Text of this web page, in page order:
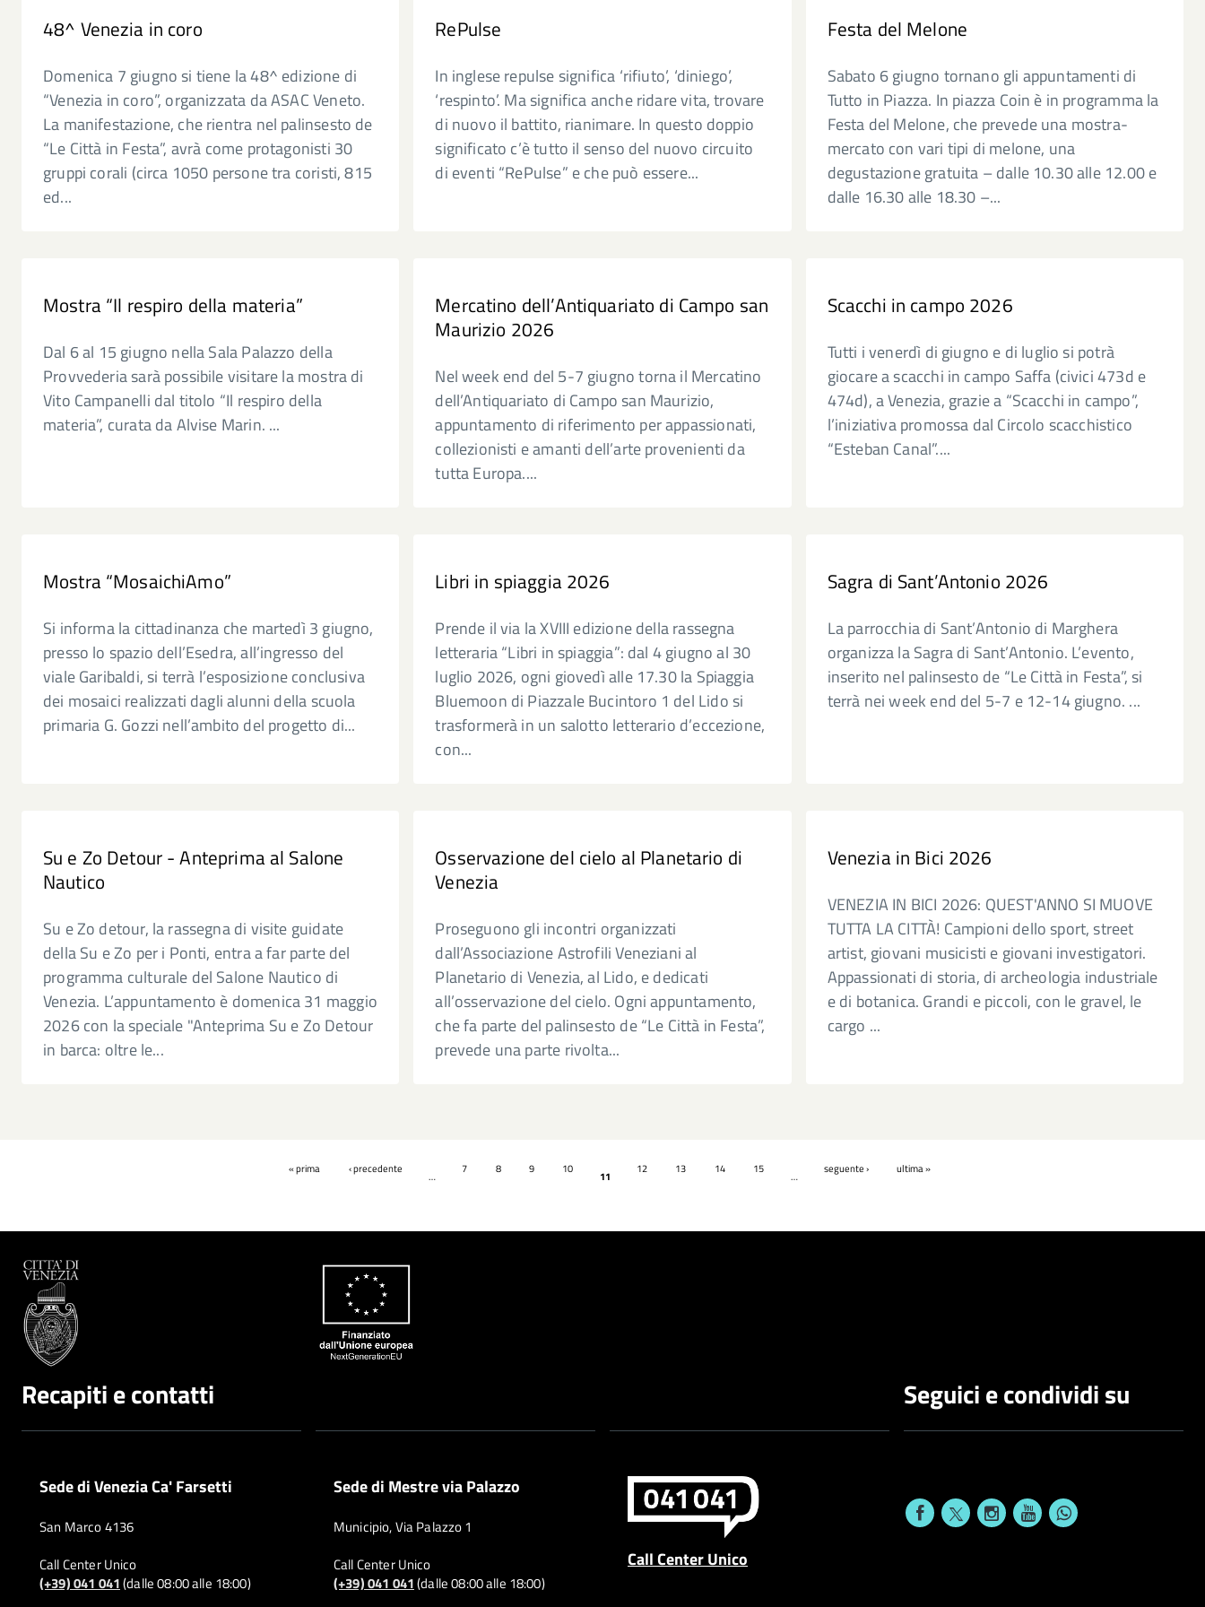
48^ Venezia in coro
Domenica 7 giugno si tiene la 48^ edizione di
“Venezia in coro”, organizzata da ASAC Veneto.
La manifestazione, che rientra nel palinsesto de
“Le Città in Festa”, avrà come protagonisti 30
gruppi corali (circa 1050 persone tra coristi, 815
ed...
RePulse
In inglese repulse significa ‘rifiuto’, ‘diniego’,
‘respinto’. Ma significa anche ridare vita, trovare
di nuovo il battito, rianimare. In questo doppio
significato c’è tutto il senso del nuovo circuito
di eventi “RePulse” e che può essere...
Festa del Melone
Sabato 6 giugno tornano gli appuntamenti di
Tutto in Piazza. In piazza Coin è in programma la
Festa del Melone, che prevede una mostra-
mercato con vari tipi di melone, una
degustazione gratuita – dalle 10.30 alle 12.00 e
dalle 16.30 alle 18.30 –...
Mostra “Il respiro della materia”
Dal 6 al 15 giugno nella Sala Palazzo della
Provvederia sarà possibile visitare la mostra di
Vito Campanelli dal titolo “Il respiro della
materia”, curata da Alvise Marin. ...
Mercatino dell’Antiquariato di Campo san
Maurizio 2026
Nel week end del 5-7 giugno torna il Mercatino
dell’Antiquariato di Campo san Maurizio,
appuntamento di riferimento per appassionati,
collezionisti e amanti dell’arte provenienti da
tutta Europa....
Scacchi in campo 2026
Tutti i venerdì di giugno e di luglio si potrà
giocare a scacchi in campo Saffa (civici 473d e
474d), a Venezia, grazie a “Scacchi in campo”,
l’iniziativa promossa dal Circolo scacchistico
“Esteban Canal”....
Mostra “MosaichiAmo”
Si informa la cittadinanza che martedì 3 giugno,
presso lo spazio dell’Esedra, all’ingresso del
viale Garibaldi, si terrà l’esposizione conclusiva
dei mosaici realizzati dagli alunni della scuola
primaria G. Gozzi nell’ambito del progetto di...
Libri in spiaggia 2026
Prende il via la XVIII edizione della rassegna
letteraria “Libri in spiaggia”: dal 4 giugno al 30
luglio 2026, ogni giovedì alle 17.30 la Spiaggia
Bluemoon di Piazzale Bucintoro 1 del Lido si
trasformerà in un salotto letterario d’eccezione,
con...
Sagra di Sant’Antonio 2026
La parrocchia di Sant’Antonio di Marghera
organizza la Sagra di Sant’Antonio. L’evento,
inserito nel palinsesto de “Le Città in Festa”, si
terrà nei week end del 5-7 e 12-14 giugno. ...
Su e Zo Detour - Anteprima al Salone
Nautico
Su e Zo detour, la rassegna di visite guidate
della Su e Zo per i Ponti, entra a far parte del
programma culturale del Salone Nautico di
Venezia. L’appuntamento è domenica 31 maggio
2026 con la speciale "Anteprima Su e Zo Detour
in barca: oltre le...
Osservazione del cielo al Planetario di
Venezia
Proseguono gli incontri organizzati
dall’Associazione Astrofili Veneziani al
Planetario di Venezia, al Lido, e dedicati
all’osservazione del cielo. Ogni appuntamento,
che fa parte del palinsesto de “Le Città in Festa”,
prevede una parte rivolta...
Venezia in Bici 2026
VENEZIA IN BICI 2026: QUEST'ANNO SI MUOVE
TUTTA LA CITTÀ! Campioni dello sport, street
artist, giovani musicisti e giovani investigatori.
Appassionati di storia, di archeologia industriale
e di botanica. Grandi e piccoli, con le gravel, le
cargo ...
Pagine
« prima ‹ precedente
…
7 8 9 10
11
12 13 14 15
…
seguente › ultima »
Recapiti e contatti
Sede di Venezia Ca' Farsetti
San Marco 4136
Call Center Unico
(+39) 041 041(dalle 08:00 alle 18:00)
Sede di Mestre via Palazzo
Municipio, Via Palazzo 1
Call Center Unico
(+39) 041 041(dalle 08:00 alle 18:00)
Call Center Unico
Seguici e condividi su